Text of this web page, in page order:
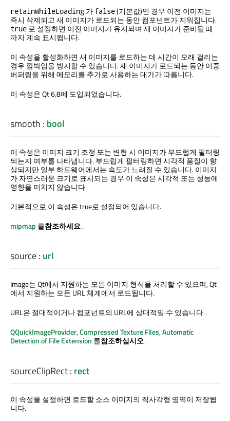
retainWhileLoading 가 false(기본값)인 경우 이전 이미지는
즉시 삭제되고 새 이미지가 로드되는 동안 컴포넌트가 지워집니다.
true 로 설정하면 이전 이미지가 유지되며 새 이미지가 준비될 때
까지 계속 표시됩니다.
이 속성을 활성화하면 새 이미지를 로드하는 데 시간이 오래 걸리는
경우 깜박임을 방지할 수 있습니다. 새 이미지가 로드되는 동안 이중
버퍼링을 위해 메모리를 추가로 사용하는 대가가 따릅니다.
이 속성은 Qt 6.8에 도입되었습니다.
smooth : bool
이 속성은 이미지 크기 조정 또는 변형 시 이미지가 부드럽게 필터링
되는지 여부를 나타냅니다. 부드럽게 필터링하면 시각적 품질이 향
상되지만 일부 하드웨어에서는 속도가 느려질 수 있습니다. 이미지
가 자연스러운 크기로 표시되는 경우 이 속성은 시각적 또는 성능에
영향을 미치지 않습니다.
기본적으로 이 속성은 true로 설정되어 있습니다.
mipmap 를참조하세요.
source: url
Image는 Qt에서 지원하는 모든 이미지 형식을 처리할 수 있으며, Qt
에서 지원하는 모든 URL 체계에서 로드됩니다.
URL은 절대적이거나 컴포넌트의 URL에 상대적일 수 있습니다.
QQuickImageProvider,Compressed Texture Files,Automatic
Detection of File Extension 를참조하십시오.
sourceClipRect: rect
이 속성을 설정하면 로드할 소스 이미지의 직사각형 영역이 저장됩
니다.